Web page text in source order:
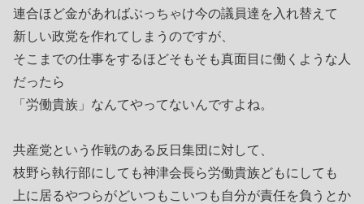
連合ほど金があればぶっちゃけ今の議員達を入れ替えて
新しい政党を作れてしまうのですが、
そこまでの仕事をするほどそもそも真面目に働くような人
だったら
「労働貴族」なんてやってないんですよね。
共産党という作戦のある反日集団に対して、
枝野ら執行部にしても神津会長ら労働貴族どもにしても
上に居るやつらがどいつもこいつも自分が責任を負うとか